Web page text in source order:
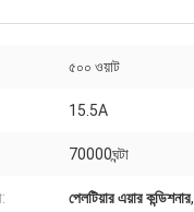
৫০০ ওয়াট
15.5A
70000ঘন্টা
পেলটিয়ার এয়ার কন্ডিশনার,